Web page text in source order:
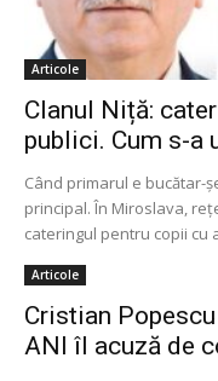
Articole
Clanul Niță:
publici. Cum s-a
Când primarul e bucătar-
principal. În Miroslava,
cateringul pentru copii cu
Articole
Cristian
ANI îl acuză de